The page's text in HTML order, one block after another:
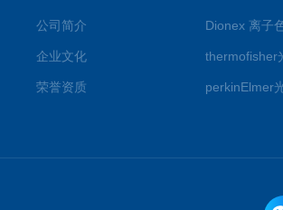
公司简介
企业文化
荣誉资质
Dionex 离子
thermofisher
perkinElmer